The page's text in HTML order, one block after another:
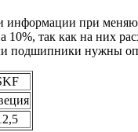
информации при
так как на них
подшипники нужны